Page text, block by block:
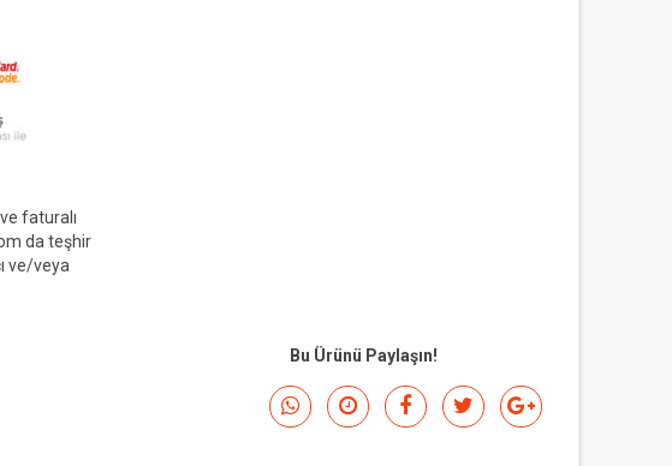
faturalı
da teşhir
ve/veya
Bu Ürünü Paylaşın!